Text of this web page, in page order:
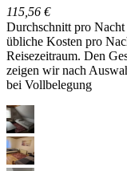
115,56 €
Durchschnitt pro
übliche Kosten pro
Reisezeitraum. Den
zeigen wir nach
bei Vollbelegung